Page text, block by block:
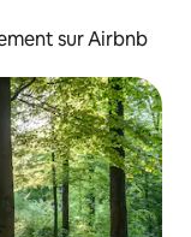
sur Airbnb